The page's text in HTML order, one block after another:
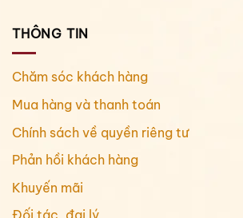
THÔNG TIN
Chăm sóc khách hàng
Mua hàng và thanh toán
Chính sách về quyền riêng tư
Phản hồi khách hàng
Khuyến mãi